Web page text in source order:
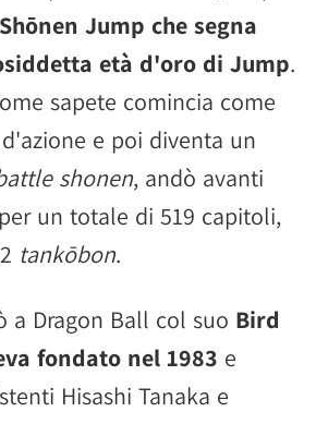
Jump che segna
età d'oro di Jump.
sapete comincia come
e poi diventa un
shonen, andò avanti
un totale di 519 capitoli,
tankōbon.
a Dragon Ball col suo Bird
fondato nel 1983 e
Hisashi Tanaka e